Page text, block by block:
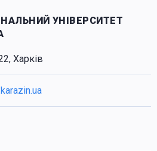
УНІВЕРСИТЕТ
Харків